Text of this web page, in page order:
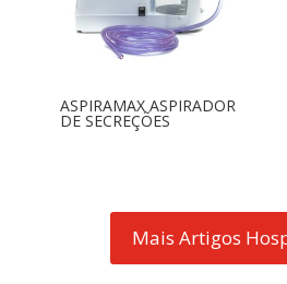
ASPIRAMAX ASPIRADOR
DE SECREÇÕES
Mais Artigos